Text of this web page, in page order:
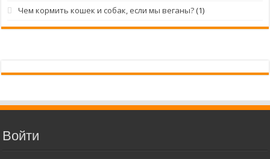
Чем кормить кошек и собак, если мы веганы?(1)
Войти